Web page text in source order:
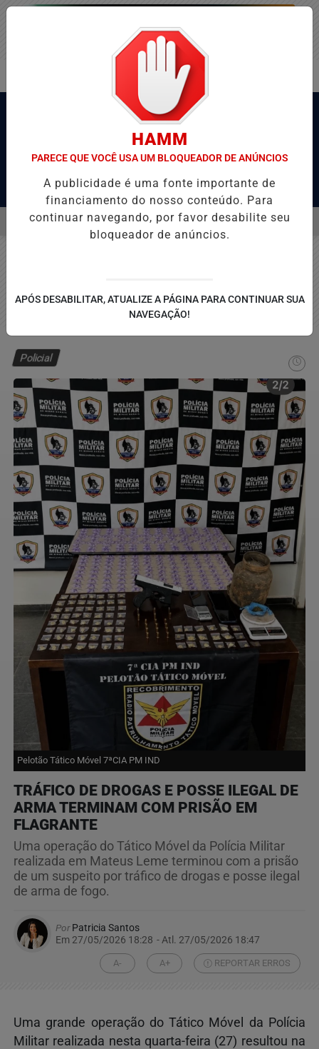
Pesquisar Notícia
EMPATA COM O JUVENTUDE E DEIXA VAGA NAS QUARTAS DA
MENU
Policial
Pelotão Tático Móvel 7ªCIA PM IND
TRÁFICO DE DROGAS E POSSE ILEGAL DE
ARMA TERMINAM COM PRISÃO EM
FLAGRANTE
Uma operação do Tático Móvel da Polícia Militar
realizada em Mateus Leme terminou com a prisão
de um suspeito por tráfico de drogas e posse ilegal
de arma de fogo.
PorPatricia Santos
Em 27/05/2026 18:28 - Atl. 27/05/2026 18:47
A- A+ REPORTAR ERROS
Uma grande operação do Tático Móvel da Polícia
Militar realizada nesta quarta-feira (27) resultou na
HAMM
PARECE QUE VOCÊ USA UM BLOQUEADOR DE ANÚNCIOS
A publicidade é uma fonte importante de
financiamento do nosso conteúdo. Para
continuar navegando, por favor desabilite seu
bloqueador de anúncios.
APÓS DESABILITAR, ATUALIZE A PÁGINA PARA CONTINUAR SUA
NAVEGAÇÃO!